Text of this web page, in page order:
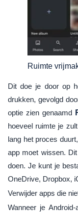
Ruimte
Dit doe je door op
drukken, gevolgd
optie zien genaamd
hoeveel ruimte je
lang het proces
app moet wissen.
doen. Je kunt je
OneDrive, Dropbox,
Verwijder apps die
Wanneer je